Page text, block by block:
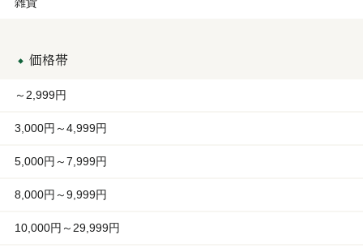
価格帯
～2,999円
3,000円～4,999円
5,000円～7,999円
8,000円～9,999円
10,000円～29,999円